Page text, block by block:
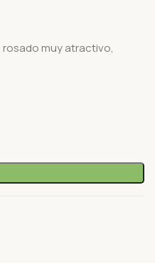
rosado muy atractivo,